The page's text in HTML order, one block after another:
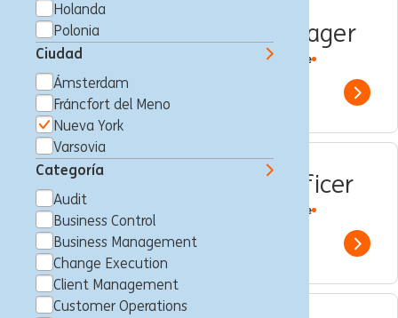
Holanda
Polonia
Ciudad
Ámsterdam
Fráncfort del Meno
Nueva York
Varsovia
Categoría
Audit
Business Control
Business Management
Change Execution
Client Management
Customer Operations
Analyst, Market Risk Manager
Nueva York, Estados Unidos
Full time
Professional
Show
Director, Senior Credit Officer
Nueva York, Estados Unidos
Full time
Professional ING Bank
Show